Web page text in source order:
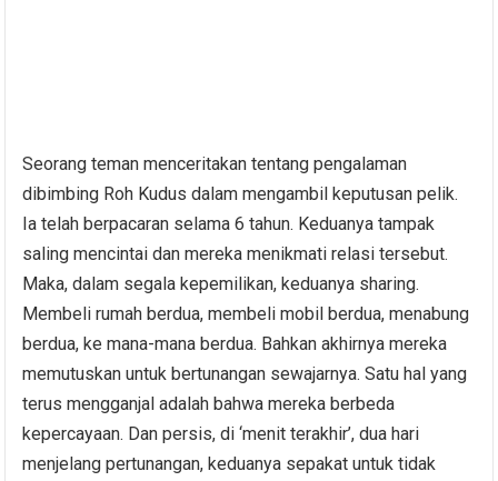
Seorang teman menceritakan tentang pengalaman
dibimbing Roh Kudus dalam mengambil keputusan pelik.
Ia telah berpacaran selama 6 tahun. Keduanya tampak
saling mencintai dan mereka menikmati relasi tersebut.
Maka, dalam segala kepemilikan, keduanya sharing.
Membeli rumah berdua, membeli mobil berdua, menabung
berdua, ke mana-mana berdua. Bahkan akhirnya mereka
memutuskan untuk bertunangan sewajarnya. Satu hal yang
terus mengganjal adalah bahwa mereka berbeda
kepercayaan. Dan persis, di ‘menit terakhir’, dua hari
menjelang pertunangan, keduanya sepakat untuk tidak